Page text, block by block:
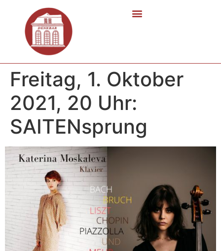
Freitag, 1. Oktober
2021, 20 Uhr:
SAITENsprung